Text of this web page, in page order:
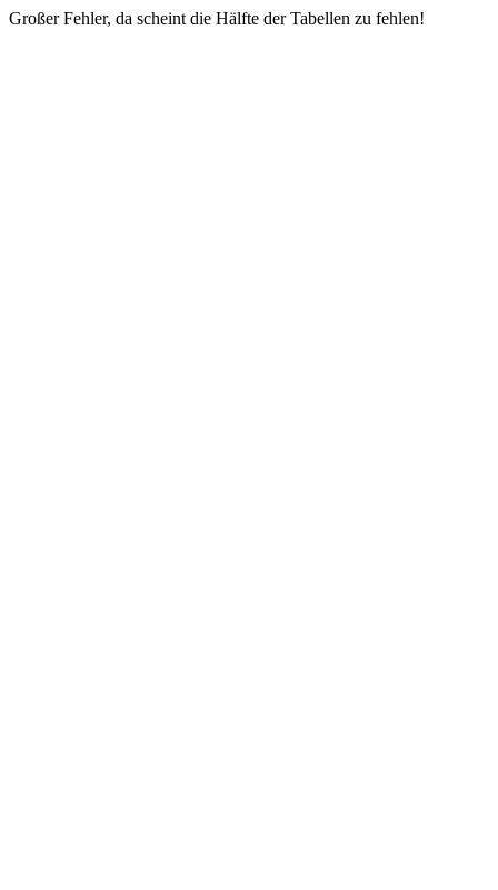
Großer Fehler, da scheint die Hälfte der Tabellen zu fehlen!